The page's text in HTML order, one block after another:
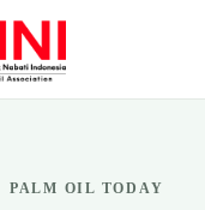
PALM OIL TODAY